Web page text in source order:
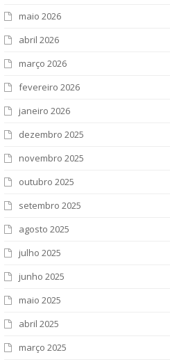
maio 2026
abril 2026
março 2026
fevereiro 2026
janeiro 2026
dezembro 2025
novembro 2025
outubro 2025
setembro 2025
agosto 2025
julho 2025
junho 2025
maio 2025
abril 2025
março 2025